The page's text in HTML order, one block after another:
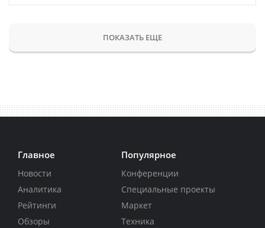
ПОКАЗАТЬ ЕЩЕ
Главное
Новости
Аналитика
Рейтинги
Обзоры
Популярное
Конференции
Специальные проекты
Маркет
Техника